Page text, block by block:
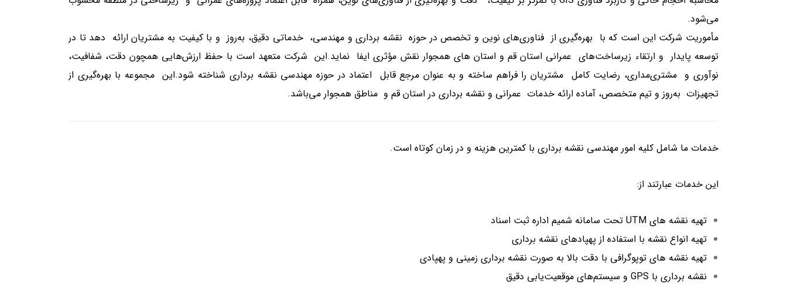
می‌شود.
مأموریت شرکت این است که با بهره‌گیری از فناوری‌های نوین و تخصص در حوزه نقشه برداری و مهندسی، خدماتی دقیق، به‌روز و با کیفیت به مشتریان ارائه دهد تا در
توسعه پایدار و ارتقاء زیرساخت‌های عمرانی استان قم و استان های همجوار نقش مؤثری ایفا نماید.این شرکت متعهد است با حفظ ارزش‌هایی همچون دقت، شفافیت،
نوآوری و مشتری‌مداری، رضایت کامل مشتریان را فراهم ساخته و به عنوان مرجع قابل اعتماد در حوزه مهندسی نقشه برداری شناخته شود.این مجموعه با بهره‌گیری از
تجهیزات به‌روز و تیم متخصص، آماده ارائه خدمات عمرانی و نقشه برداری در استان قم و مناطق همجوار می‌باشد.
خدمات ما شامل کلیه امور مهندسی نقشه برداری با کمترین هزینه و در زمان کوتاه است.
این خدمات عبارتند از:
تهیه نقشه های UTM تحت سامانه شمیم اداره ثبت اسناد
تهیه انواع نقشه با استفاده از پهپادهای نقشه برداری
تهیه نقشه های توپوگرافی با دقت بالا به صورت نقشه برداری زمینی و پهپادی
نقشه برداری با GPS و سیستم‌های موقعیت‌یابی دقیق